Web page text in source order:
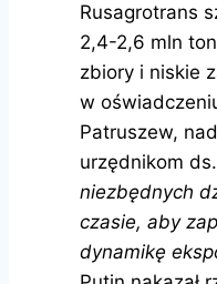
Rusagrotrans
2,4-2,6 mln
zbiory i niskie
w
Patruszew,
urzędnikom
niezbędnych
czasie, aby
dynamikę